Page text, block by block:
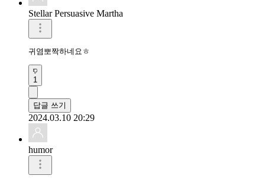
Stellar Persuasive Martha
귀염뽀짝하네요ㅎ
1
답글 쓰기
2024.03.10 20:29
humor